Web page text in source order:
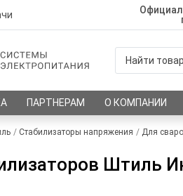
ПАРТНЕРАМ О КОМПАНИИ
Стабилизаторы напряжения Для
Штиль